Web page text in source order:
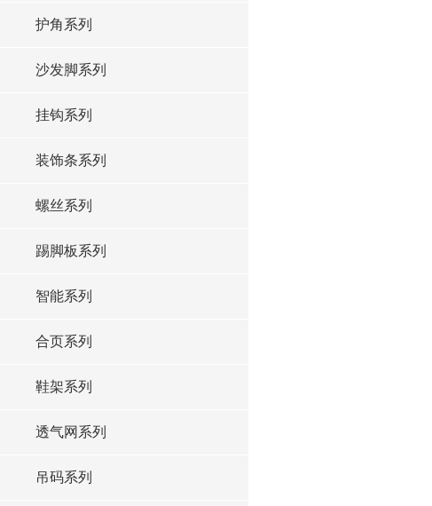
护角系列
沙发脚系列
挂钩系列
装饰条系列
螺丝系列
踢脚板系列
智能系列
合页系列
鞋架系列
透气网系列
吊码系列